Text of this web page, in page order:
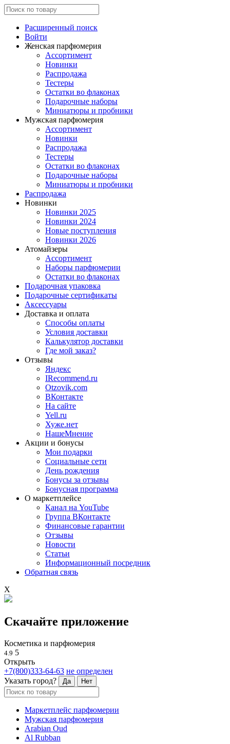
Расширенный поиск
Войти
Женская парфюмерия
Ассортимент
Новинки
Распродажа
Тестеры
Остатки во флаконах
Подарочные наборы
Миниатюры и пробники
Мужская парфюмерия
Ассортимент
Новинки
Распродажа
Тестеры
Остатки во флаконах
Подарочные наборы
Миниатюры и пробники
Распродажа
Новинки
Новинки 2025
Новинки 2024
Новые поступления
Новинки 2026
Атомайзеры
Ассортимент
Наборы парфюмерии
Остатки во флаконах
Подарочная упаковка
Подарочные сертификаты
Аксессуары
Доставка и оплата
Способы оплаты
Условия доставки
Калькулятор доставки
Где мой заказ?
Отзывы
Яндекс
IRecommend.ru
Otzovik.com
ВКонтакте
На сайте
Yell.ru
Хуже.нет
НашеМнение
Акции и бонусы
Мои подарки
Социальные сети
День рождения
Бонусы за отзывы
Бонусная программа
О маркетплейсе
Канал на YouTube
Группа ВКонтакте
Финансовые гарантии
Отзывы
Новости
Статьи
Информационный посредник
Обратная связь
X
Скачайте приложение
Косметика и парфюмерия
4.9 5
Открыть
+7(800)333-64-63 не определен
Указать город?
Да Нет
Маркетплейс парфюмерии
Мужская парфюмерия
Arabian Oud
Al Rubban